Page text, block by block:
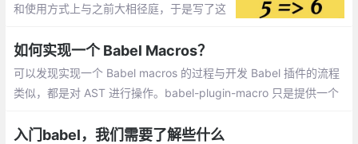
和使用方式上与之前大相径庭，于是写了这
安装和全局安装 、坑二编译插件、坑三bab
el-polyfill插件
如何实现一个 Babel Macros？
可以发现实现一个 Babel macros 的过程与开发 Babel 插件的流程
类似，都是对 AST 进行操作。babel-plugin-macro 只是提供一个
编译时进行拓展
入门babel，我们需要了解些什么